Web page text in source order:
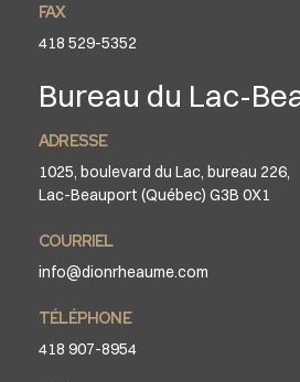
FAX
418 529-5352
Bureau du Lac-
ADRESSE
1025, boulevard du Lac, bureau 226,
Lac-Beauport (Québec) G3B 0X1
COURRIEL
info@dionrheaume.com
TÉLÉPHONE
418 907-8954